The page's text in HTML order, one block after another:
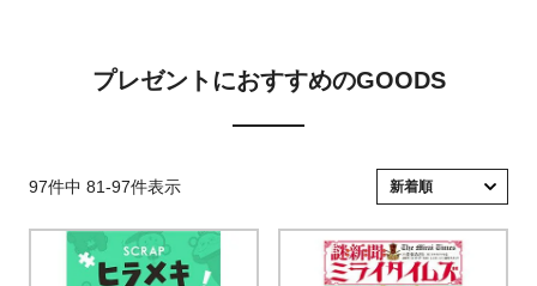
プレゼントにおすすめのGOODS
新着順
97件中 81-97件表示